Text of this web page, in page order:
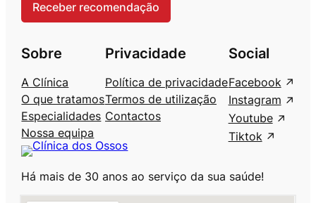
Há mais de 30 anos ao serviço da sua saúde!
Sobre
A Clínica
O que tratamos
Especialidades
Nossa equipa
Privacidade
Política de privacidade
Termos de utilização
Contactos
Social
Facebook
Instagram
Youtube
Tiktok